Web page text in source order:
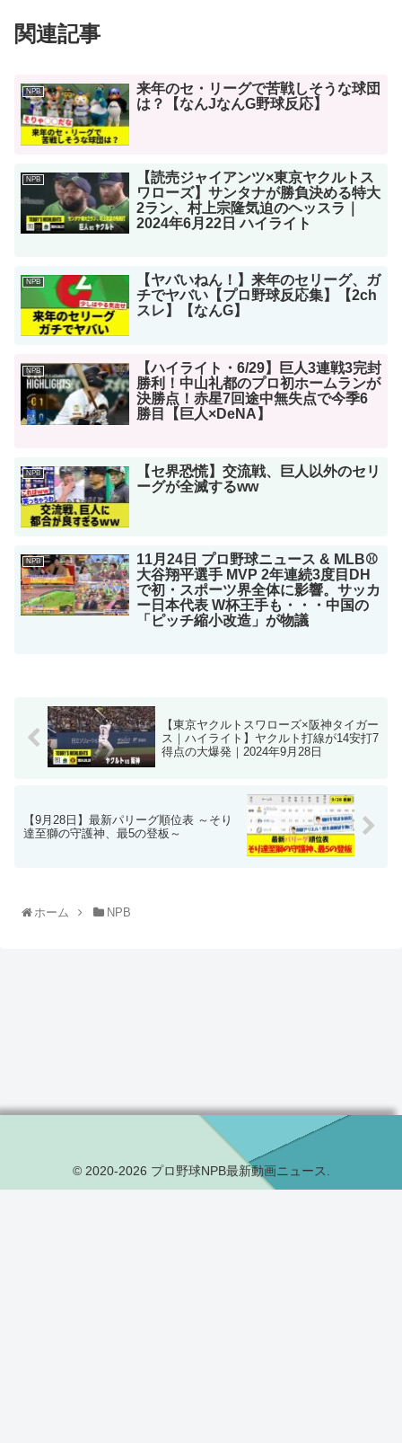
関連記事
NPB
来年のセ・リーグで苦戦しそうな球団
は？【なんJなんG野球反応】
NPB
【読売ジャイアンツ×東京ヤクルトス
ワローズ】サンタナが勝負決める特大
2ラン、村上宗隆気迫のヘッスラ｜
2024年6月22日 ハイライト
NPB
【ヤバいねん！】来年のセリーグ、ガ
チでヤバい【プロ野球反応集】【2ch
スレ】【なんG】
NPB
【ハイライト・6/29】巨人3連戦3完封
勝利！中山礼都のプロ初ホームランが
決勝点！赤星7回途中無失点で今季6
勝目【巨人×DeNA】
NPB
【セ界恐慌】交流戦、巨人以外のセリ
ーグが全滅するww
NPB
11月24日 プロ野球ニュース & MLB⚾️
大谷翔平選手 MVP 2年連続3度目DH
で初・スポーツ界全体に影響。サッカ
ー日本代表 W杯王手も・・・中国の
「ピッチ縮小改造」が物議
【東京ヤクルトスワローズ×阪神タイガー
ス｜ハイライト】ヤクルト打線が14安打7
得点の大爆発｜2024年9月28日
【9月28日】最新パリーグ順位表 ～そり
達至獅の守護神、最5の登板～
ホーム NPB
© 2020-2026 プロ野球NPB最新動画ニュース.